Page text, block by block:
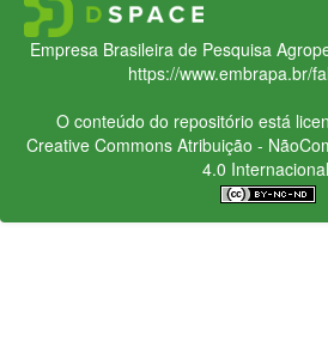
Empresa Brasileira de Pesquisa
https://www.embrapa.br/
O conteúdo do repositório está
Creative CommonsAtribuição -
4.0